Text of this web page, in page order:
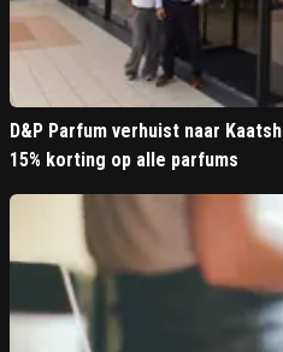
D&P Parfum verhuist naar
15% korting op alle parfums